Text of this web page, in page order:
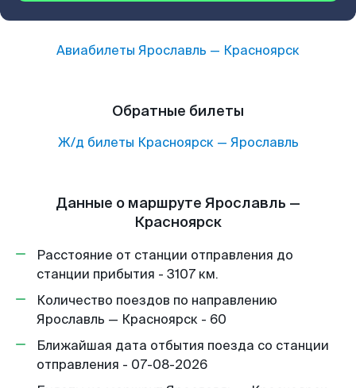
Авиабилеты Ярославль — Красноярск
Обратные билеты
Ж/д билеты Красноярск— Ярославль
Данные о маршруте Ярославль —
Красноярск
Расстояние от станции отправления до
станции прибытия - 3107 км.
Количество поездов по направлению
Ярославль — Красноярск - 60
Ближайшая дата отбытия поезда со станции
отправления - 07-08-2026